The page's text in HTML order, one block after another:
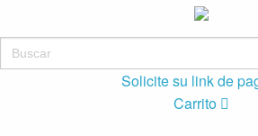
Buscar:
Solicite su link de
Carrito